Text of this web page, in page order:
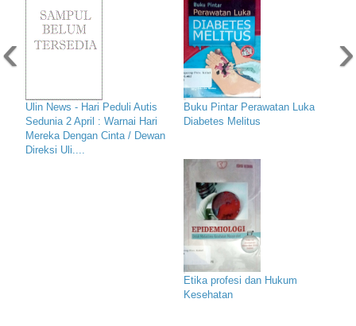
Ulin News - Hari Peduli Autis
Sedunia 2 April : Warnai Hari
Mereka Dengan Cinta / Dewan
Direksi Uli....
Buku Pintar Perawatan Luka
Diabetes Melitus
Etika profesi dan Hukum
Kesehatan
‹ ›